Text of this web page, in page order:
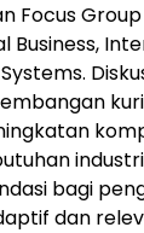
Focus
Business,
bagi
dan